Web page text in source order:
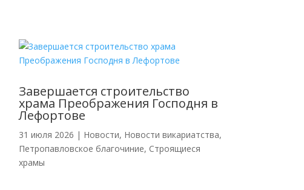
Завершается строительство
храма Преображения Господня в
Лефортове
31 июля 2026 | Новости, Новости викариатства,
Петропавловское благочиние, Строящиеся
храмы